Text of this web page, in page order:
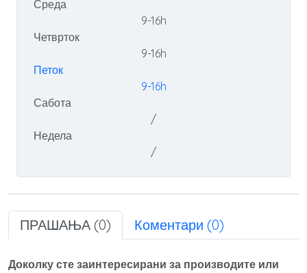
Среда
9-16h
Четврток
9-16h
Петок
9-16h
Сабота
/
Недела
/
ПРАШАЊА (0) Коментари (0)
Доколку сте заинтересирани за производите или